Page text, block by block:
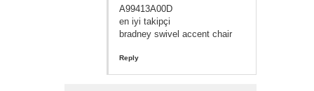
A99413A00D
en iyi takipçi
bradney swivel accent chair
Reply